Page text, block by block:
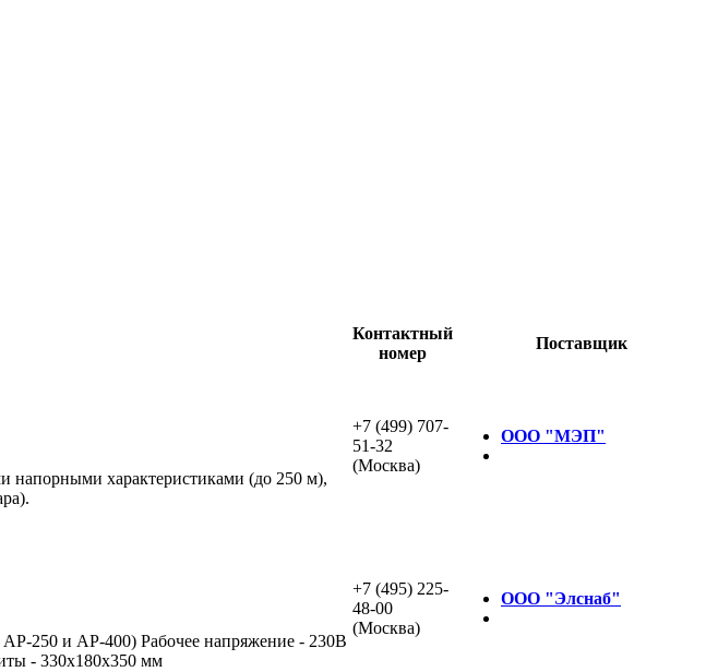
Контактный
номер
Поставщик
напорными характеристиками (до 250 м),
+7 (499) 707-
51-32
(Москва)
ООО "МЭП"
250 и AP-400) Рабочее напряжение - 230В
- 330x180x350 мм
+7 (495) 225-
48-00
(Москва)
ООО "Элснаб"